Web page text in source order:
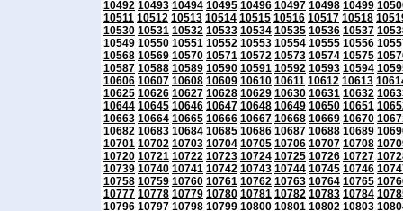
10492 10493 10494 10495 10496 10497 10498 10499
10511 10512 10513 10514 10515 10516 10517 10518
10530 10531 10532 10533 10534 10535 10536 10537
10549 10550 10551 10552 10553 10554 10555 10556
10568 10569 10570 10571 10572 10573 10574 10575
10587 10588 10589 10590 10591 10592 10593 10594
10606 10607 10608 10609 10610 10611 10612 10613
10625 10626 10627 10628 10629 10630 10631 10632
10644 10645 10646 10647 10648 10649 10650 10651
10663 10664 10665 10666 10667 10668 10669 10670
10682 10683 10684 10685 10686 10687 10688 10689
10701 10702 10703 10704 10705 10706 10707 10708
10720 10721 10722 10723 10724 10725 10726 10727
10739 10740 10741 10742 10743 10744 10745 10746
10758 10759 10760 10761 10762 10763 10764 10765
10777 10778 10779 10780 10781 10782 10783 10784
10796 10797 10798 10799 10800 10801 10802 10803